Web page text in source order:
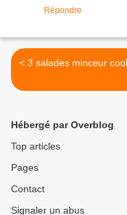
Répondre
< 3 salades minceur
Hébergé par Overblog
Top articles
Pages
Contact
Signaler un abus